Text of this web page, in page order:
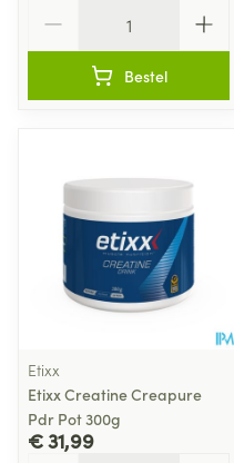
Bestel
Etixx
Etixx Creatine Creapure
Pdr Pot 300g
€ 31,99